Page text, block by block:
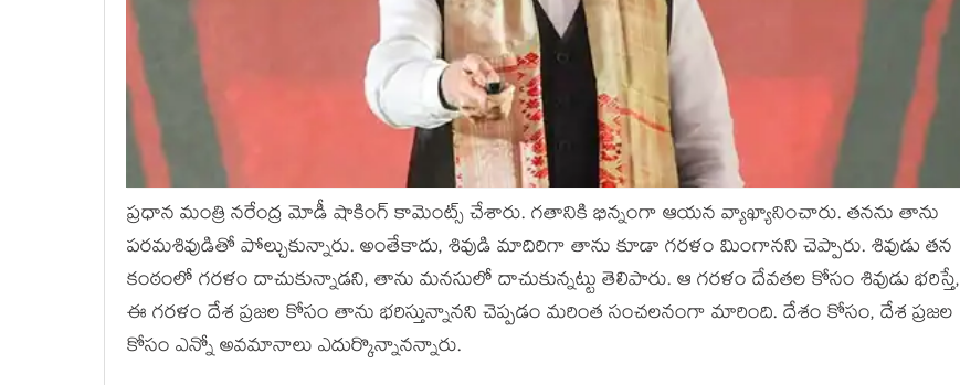
ప్రధాన మంత్రి నరేంద్ర మోడీ షాకింగ్ కామెంట్స్ చేశారు. గతానికి భిన్నంగా ఆయన వ్యాఖ్యానించారు. తనను తాను
పరమశివుడితో పోల్చుకున్నారు. అంతేకాదు, శివుడి మాదిరిగా తాను కూడా గరళం మింగానని చెప్పారు. శివుడు తన
కంఠంలో గరళం దాచుకున్నాడని, తాను మనసులో దాచుకున్నట్టు తెలిపారు. ఆ గరళం దేవతల కోసం శివుడు భరిస్తే,
ఈ గరళం దేశ ప్రజల కోసం తాను భరిస్తున్నానని చెప్పడం మరింత సంచలనంగా మారింది. దేశం కోసం, దేశ ప్రజల
కోసం ఎన్నో అవమానాలు ఎదుర్కొన్నానన్నారు.